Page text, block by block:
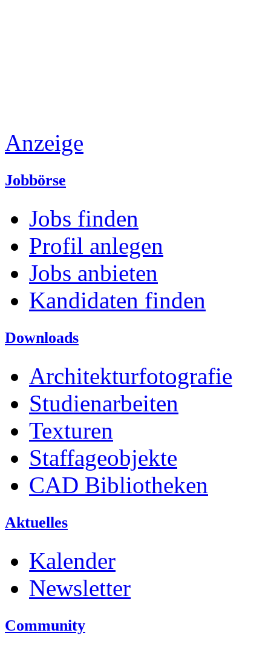
Anzeige
Jobbörse
Jobs finden
Profil anlegen
Jobs anbieten
Kandidaten finden
Downloads
Architekturfotografie
Studienarbeiten
Texturen
Staffageobjekte
CAD Bibliotheken
Aktuelles
Kalender
Newsletter
Community